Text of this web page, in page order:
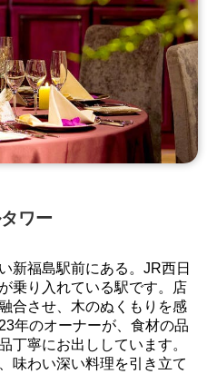
ワー
新福島駅前にある。JR西日
乗り入れている駅です。店
合させ、木のぬくもりを感
年のオーナーが、食材の品
丁寧にお出ししています。
味わい深い料理を引き立て